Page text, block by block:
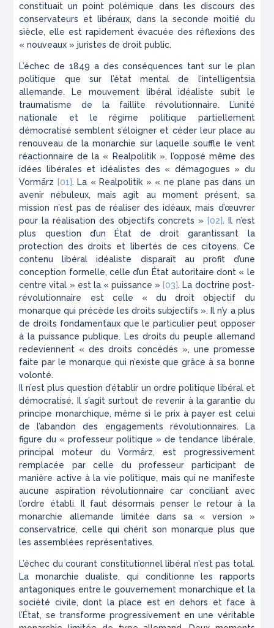
constituait un point polémique dans les discours des
conservateurs et libéraux, dans la seconde moitié du
siècle, elle est rapidement évacuée des réflexions des
« nouveaux » juristes de droit public.
L’échec de 1849 a des conséquences tant sur le plan
politique que sur l’état mental de l’intelligentsia
allemande. Le mouvement libéral idéaliste subit le
traumatisme de la faillite révolutionnaire. L’unité
nationale et le régime politique partiellement
démocratisé semblent s’éloigner et céder leur place au
renouveau de la monarchie sur laquelle souffle le vent
réactionnaire de la «
Realpolitik », l’opposé même des
idées libérales et idéalistes des « démagogues » du
Vormärz [01]. La « Realpolitik » « ne plane pas dans un
avenir nébuleux, mais agit au moment présent, sa
mission n’est pas de réaliser des idéaux, mais d’œuvrer
pour la réalisation des objectifs concrets » [02]. Il n’est
plus question d’un État de droit garantissant la
protection des droits et libertés de ces citoyens. Ce
contenu libéral idéaliste disparaît au profit d’une
conception formelle, celle d’un État autoritaire dont « le
centre vital » est la « puissance » [03]. La doctrine post-
révolutionnaire est celle « du droit objectif du
monarque qui précède les droits subjectifs ». Il n’y a plus
de droits fondamentaux que le particulier peut opposer
à la puissance publique. Les droits du peuple allemand
redeviennent « des droits concédés », une promesse
faite par le monarque qui n’existe que grâce à sa bonne
volonté.
Il n’est plus question d’établir un ordre politique libéral et
démocratisé. Il s’agit surtout de revenir à la garantie du
principe monarchique, même si le prix à payer est celui
de l’abandon des engagements révolutionnaires. La
figure du « professeur politique » de tendance libérale,
principal moteur duVormärz, est progressivement
remplacée par celle du professeur participant de
manière active à la vie politique, mais qui ne manifeste
aucune aspiration révolutionnaire car conciliant avec
l’ordre établi. Il faut désormais penser le retour à la
monarchie allemande limitée dans sa « version »
conservatrice, celle qui chérit son monarque plus que
les assemblées représentatives.
L’échec du courant constitutionnel libéral n’est pas total.
La monarchie dualiste, qui conditionne les rapports
antagoniques entre le gouvernement monarchique et la
société civile, dont la place est en dehors et face à
l’État, se transforme progressivement en une véritable